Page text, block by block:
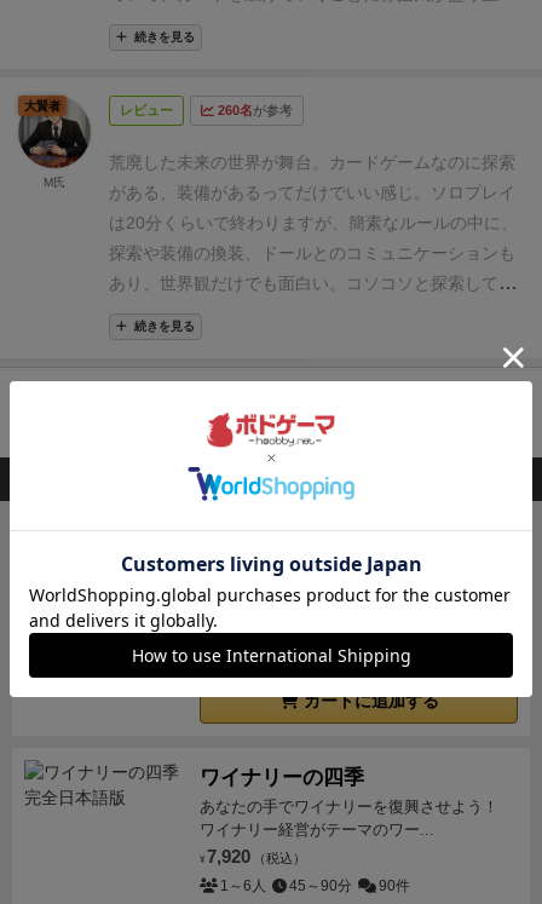
世界観とフレーバーにも合致したシナリオ。人の好み
は分かれるとは思うが、私はすごくいいと思った。
スの6がクリティカル、1がファンブルというTRPG等
の経験者なら割と慣れ親しんだシステム。
クリティカルレベルとファンブルレベルがある種のイ
カサマめいた面白さを生み出している。
ファンブルレ
ベルが上がるごとにファンブル判定が1つ増え、クリ
ティカルレベルが1つ上がるごとにクリティカル判定
が1増える。具体的には、クリティカルレベル3ではサ
イコロで４以上を出せばもうクリティカルだし、ファ
ンブルレベル３だと出目が3以下なら容赦なくすっぽ
抜ける。これにより強い武器でもファンブルが上がる
・気になった点・装備の概念
で私はつまづいた。装備そのものの説明は出てくる
が、ポケットの方にあまり触れられてないので「装備
そうだなあとは思った。
ようするに青の装飾スロッ
ト、赤の武器スロット、そして上の拡張スロットの3
・フレーバーがもう
設定資料集があるので気になる人はそ
ちらでいい気もするが、探索場所に1行程度のフレー
言ってるかも。
・ソロプレイの単調さ
レイでルールをおさらいできるだけでもありがたいの
で、わがままを言ってる自覚はある。割とソロプレイ
でも2人プレイ基準（ドール2体）で問題ないような気
・まとめ対戦モードは遊べてないので、そち
る。キャラクターだけじゃなくて、背景の崩壊後の世
界の描かれ方も素晴らしい。
グマと主人公の間の物悲しい世界が伺えて、物語その
ンプルなダイスロールで、そのダイスの目を如何にス
キルや装備で動かして、勝利への道筋を見出していく
かがポイント。なので、そのダイスの目を動かすため
の装備やスキルを育てていくのが序盤の動きになりま
す。 また、装備を手に入れるにしてもお金の代わりに
なるのが、生命力と言っていいエネルギーになるの
で、無意味に手に入れ過ぎても、最終的にエニグマ戦
のときにエネルギー不足になって負けてしまう可能性
が出てくるので、そこも計画性が必要になります。
イスゲーが好きな人はそこそこ楽しめると思います
が、冒頭でも言ったように、基本は雰囲気を楽しむゲ
続きを見る
レビュー 260名が参考
荒廃した未来の世界が舞台。
カードゲームなのに探索
がある、装備があるってだけでいい感じ。
ソロプレイ
は20分くらいで終わりますが、簡素なルールの中に、
探索や装備の換装、ドールとのコミュニケーションも
あり、世界観だけでも面白い。
コソコソと探索して、
装備を拾い、上の階に行く為にボス戦。上の階に行っ
たらまたコソコソと探索。これ、結構好き。
20分で終
わるゲームで装備ゲーではあるもののデッキ構築みた
だ、パッとデスクに広げた時の荒廃した世界観はカー
ドゲームだけど「ボードゲームやってんなぁ」と感じ
させてくれます。
続きを見る
大賢者
M氏
カートに追加する
このボードゲームを持ってる人が購入した商品
欲しいタイルを手に入れて、森や海、草原の
広がる自分の王国を広げよう！
¥ 3,300
2～4人 15～20分 49件
カートに追加する
ワイナリーの四季
あなたの手でワイナリーを復興させよう！
ワイナリー経営がテーマのワー...
¥ 7,920 （税込）
1～6人 45～90分 90件